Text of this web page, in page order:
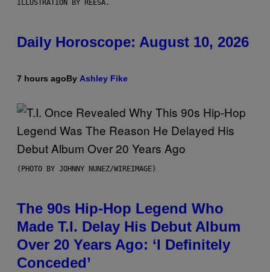
ILLUSTRATION BY REESA.
Daily Horoscope: August 10, 2026
7 hours agoBy Ashley Fike
(PHOTO BY JOHNNY NUNEZ/WIREIMAGE)
The 90s Hip-Hop Legend Who
Made T.I. Delay His Debut Album
Over 20 Years Ago: ‘I Definitely
Conceded’